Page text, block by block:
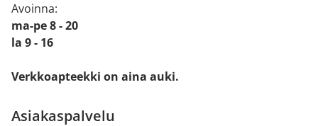
Avoinna:
ma-pe 8 - 20
la 9 - 16
Verkkoapteekki on aina auki.
Asiakaspalvelu